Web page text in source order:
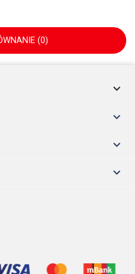
(0)
keyboard_arrow_down


